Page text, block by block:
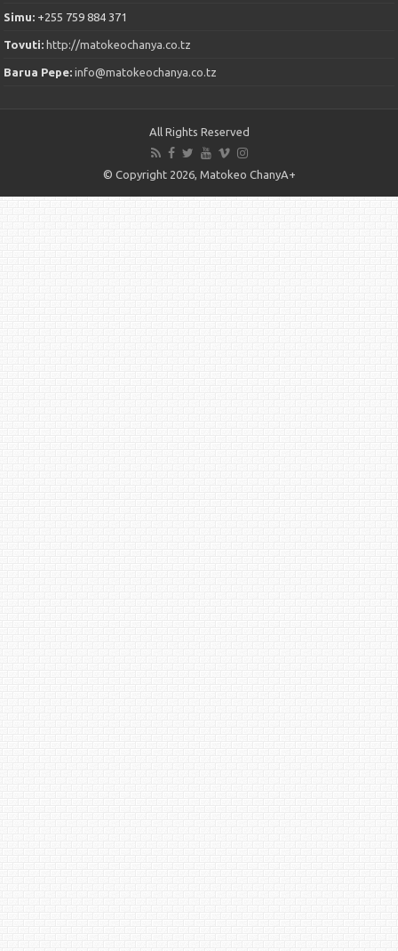
Simu: +255 759 884 371
Tovuti:http://matokeochanya.co.tz
Barua Pepe:info@matokeochanya.co.tz
All Rights Reserved
© Copyright 2026, Matokeo ChanyA+